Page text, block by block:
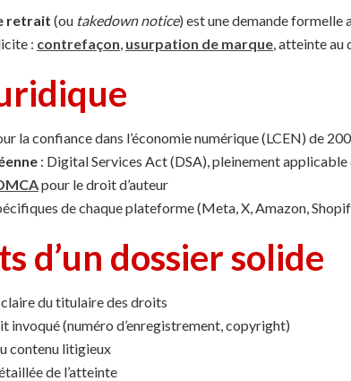
retrait (ou takedown notice) est une demande formelle
: contrefaçon, usurpation de marque, atteinte au
la confiance dans l’économie numérique (LCEN) de
: Digital Services Act (DSA), pleinement
pour le droit d’auteur
de chaque plateforme (Meta, X, Amazon,
d’un dossier solide
du titulaire des droits
invoqué (numéro d’enregistrement, copyright)
contenu litigieux
de l’atteinte